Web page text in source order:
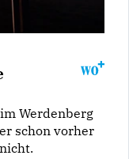
Werdenberg
schon vorher